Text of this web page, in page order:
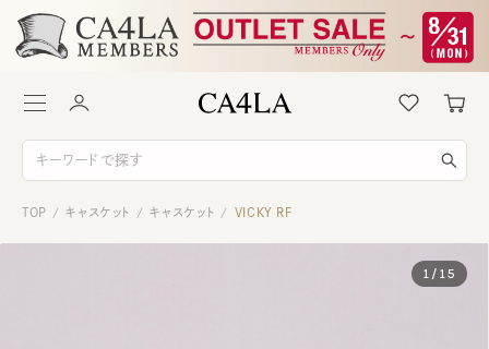
TOP / キャスケット / キャスケット / VICKY RF
1 / 15